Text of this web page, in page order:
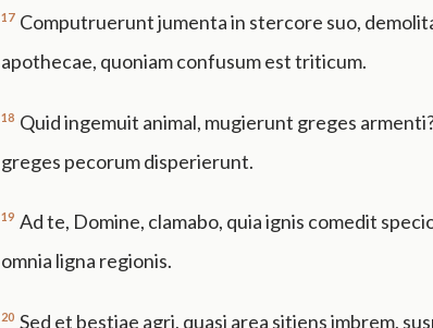
17 Computruerunt jumenta in stercore suo,
apothecae, quoniam confusum est triticum.
18 Quid ingemuit animal, mugierunt greges
greges pecorum disperierunt.
19 Ad te, Domine, clamabo, quia ignis comedit
omnia ligna regionis.
20 Sed et bestiae agri, quasi area sitiens imbrem,